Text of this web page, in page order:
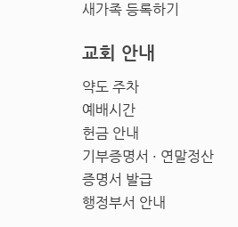
새가족 등록하기
교회 안내
약도 주차
예배시간
헌금 안내
기부증명서 · 연말정산
증명서 발급
행정부서 안내